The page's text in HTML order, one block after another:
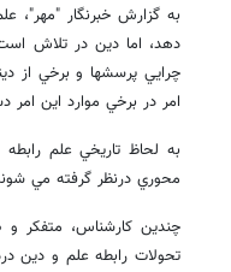
به گزارش خبرنگار
دهد، اما دين در تلاش است
چرايي پرسشها و برخي از
امر در برخي موارد اين
به لحاظ تاريخي علم
محوري درنظر گرفته مي
چندين كارشناس، متفكر و
تحولات رابطه علم و دين